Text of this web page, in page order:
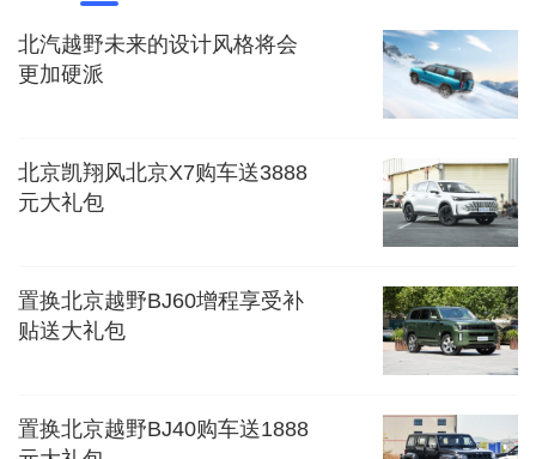
北汽越野未来的设计风格将会
更加硬派
北京凯翔风北京X7购车送3888
元大礼包
置换北京越野BJ60增程享受补
贴送大礼包
置换北京越野BJ40购车送1888